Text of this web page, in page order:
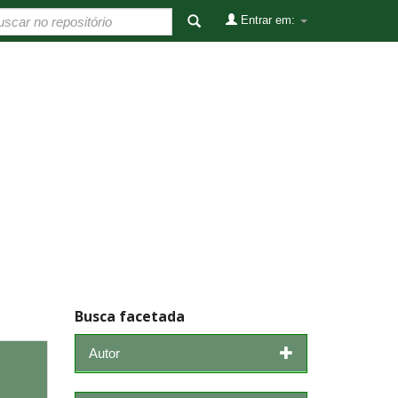
Entrar em:
Busca facetada
Autor